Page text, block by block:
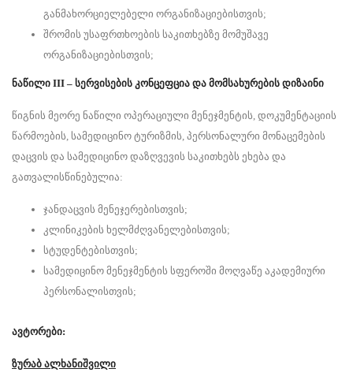
განმახორციელებელი ორგანიზაციებისთვის;
შრომის უსაფრთხოების საკითხებზე მომუშავე
ორგანიზაციებისთვის;
ნაწილი III – სერვისების კონცეფცია და მომსახურების დიზაინი
წიგნის მეორე ნაწილი ოპერაციული მენეჯმენტის, დოკუმენტაციის
წარმოების, სამედიცინო ტურიზმის, პერსონალური მონაცემების
დაცვის და სამედიცინო დაზღვევის საკითხებს ეხება და
გათვალისწინებულია:
ჯანდაცვის მენეჯერებისთვის;
კლინიკების ხელმძღვანელებისთვის;
სტუდენტებისთვის;
სამედიცინო მენეჯმენტის სფეროში მოღვაწე აკადემიური
პერსონალისთვის;
ავტორები:
ზურაბ ალხანიშვილი